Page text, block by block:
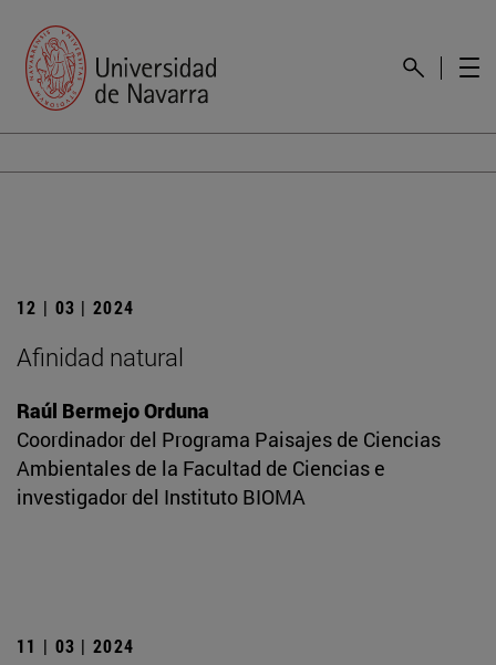
12 | 03 | 2024
Afinidad natural
Raúl Bermejo Orduna
Coordinador del Programa Paisajes de Ciencias
Ambientales de la Facultad de Ciencias e
investigador del Instituto BIOMA
11 | 03 | 2024